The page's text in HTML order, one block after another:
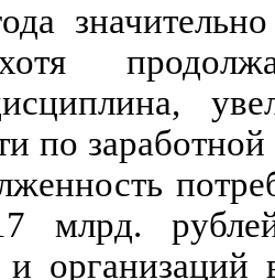
по
млрд.
и